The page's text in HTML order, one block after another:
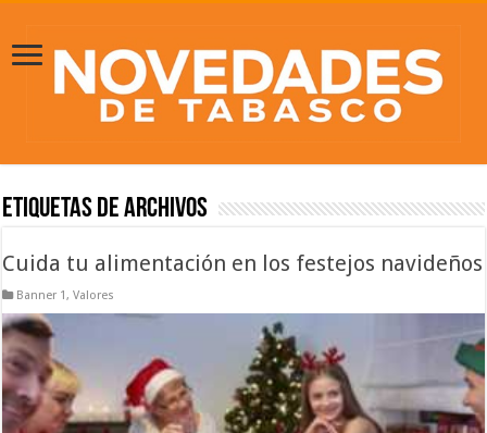
Etiquetas de Archivos
Cuida tu alimentación en los festejos navideños
Banner 1,Valores